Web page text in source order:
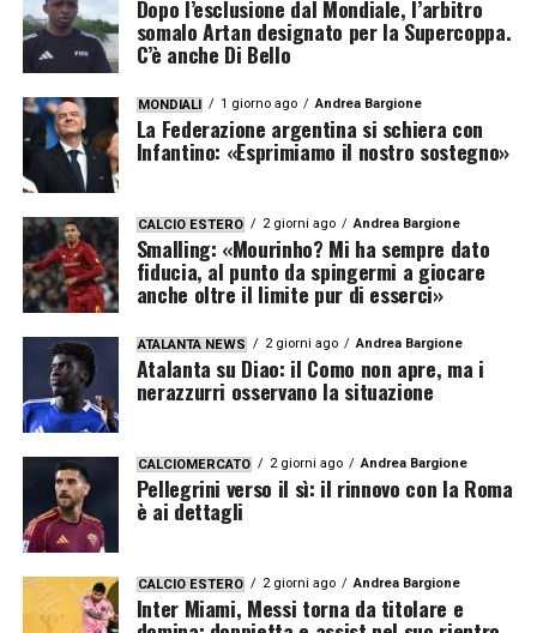
Dopo l’esclusione dal Mondiale, l’arbitro
somalo Artan designato per la Supercoppa.
C’è anche Di Bello
MONDIALI 1 giorno ago Andrea Bargione
La Federazione argentina si schiera con
Infantino: «Esprimiamo il nostro sostegno»
CALCIO ESTERO 2 giorni ago Andrea Bargione
Smalling: «Mourinho? Mi ha sempre dato
fiducia, al punto da spingermi a giocare
anche oltre il limite pur di esserci»
ATALANTA NEWS 2 giorni ago Andrea Bargione
Atalanta su Diao: il Como non apre, ma i
nerazzurri osservano la situazione
CALCIOMERCATO 2 giorni ago Andrea Bargione
Pellegrini verso il sì: il rinnovo con la Roma
è ai dettagli
CALCIO ESTERO 2 giorni ago Andrea Bargione
Inter Miami, Messi torna da titolare e